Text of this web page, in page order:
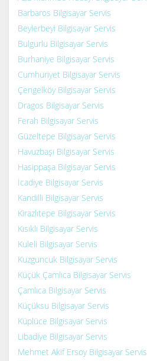
Barbaros Bilgisayar Servis
Beylerbeyi Bilgisayar Servis
Bulgurlu Bilgisayar Servis
Burhaniye Bilgisayar Servis
Cumhuriyet Bilgisayar Servis
Çengelköy Bilgisayar Servis
Dragos Bilgisayar Servis
Ferah Bilgisayar Servis
Güzeltepe Bilgisayar Servis
Havuzbaşı Bilgisayar Servis
Hasippaşa Bilgisayar Servis
İcadiye Bilgisayar Servis
Kandilli Bilgisayar Servis
Kirazlıtepe Bilgisayar Servis
Kısıklı Bilgisayar Servis
Kuleli Bilgisayar Servis
Kuzguncuk Bilgisayar Servis
Küçük Çamlıca Bilgisayar Servis
Çamlıca Bilgisayar Servis
Küçüksu Bilgisayar Servis
Küplüce Bilgisayar Servis
Libadiye Bilgisayar Servis
Mehmet Akif Ersoy Bilgisayar Servis